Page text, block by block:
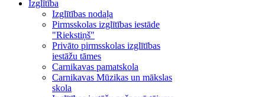
Izglītība
Izglītības nodaļa
Pirmsskolas izglītības iestāde
"Riekstiņš"
Privāto pirmsskolas izglītības
iestāžu tāmes
Carnikavas pamatskola
Carnikavas Mūzikas un mākslas
skola